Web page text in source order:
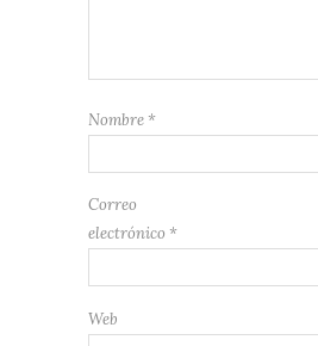
Nombre *
Correo
electrónico *
Web